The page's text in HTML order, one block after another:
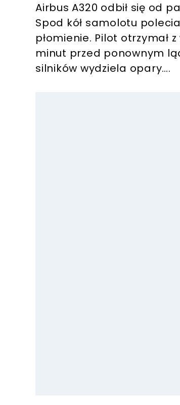
Airbus A320 odbił się od
Spod kół samolotu
płomienie. Pilot otrzymał
minut przed ponownym
silników wydziela opary….